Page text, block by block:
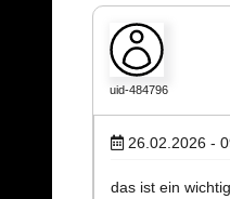
uid-484796
26.02.2026 -
das ist ein